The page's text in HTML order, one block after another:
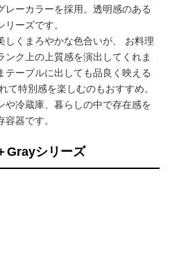
レーカラーを採用。透明感のある
ーズです。
しくまろやかな色合いが、 お料理
ク上の上質感を演出してくれま
ーブルに出しても品良く映える
て特別感を楽しむのもおすすめ。
や冷蔵庫、暮らしの中で存在感を
器です。
Grayシリーズ